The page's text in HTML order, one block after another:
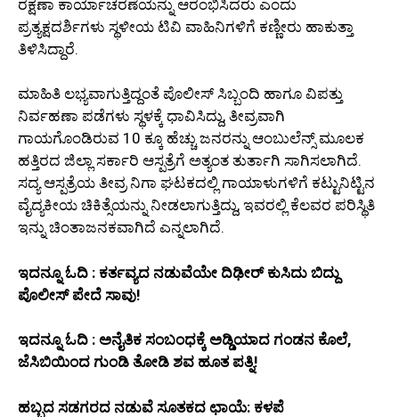
ರಕ್ಷಣಾ ಕಾರ್ಯಾಚರಣೆಯನ್ನು ಆರಂಭಿಸಿದರು ಎಂದು
ಪ್ರತ್ಯಕ್ಷದರ್ಶಿಗಳು ಸ್ಥಳೀಯ ಟಿವಿ ವಾಹಿನಿಗಳಿಗೆ ಕಣ್ಣೀರು ಹಾಕುತ್ತಾ
ತಿಳಿಸಿದ್ದಾರೆ.
ಮಾಹಿತಿ ಲಭ್ಯವಾಗುತ್ತಿದ್ದಂತೆ ಪೊಲೀಸ್ ಸಿಬ್ಬಂದಿ ಹಾಗೂ ವಿಪತ್ತು
ನಿರ್ವಹಣಾ ಪಡೆಗಳು ಸ್ಥಳಕ್ಕೆ ಧಾವಿಸಿದ್ದು, ತೀವ್ರವಾಗಿ
ಗಾಯಗೊಂಡಿರುವ 10 ಕ್ಕೂ ಹೆಚ್ಚು ಜನರನ್ನು ಆಂಬುಲೆನ್ಸ್ ಮೂಲಕ
ಹತ್ತಿರದ ಜಿಲ್ಲಾ ಸರ್ಕಾರಿ ಆಸ್ಪತ್ರೆಗೆ ಅತ್ಯಂತ ತುರ್ತಾಗಿ ಸಾಗಿಸಲಾಗಿದೆ.
ಸದ್ಯ ಆಸ್ಪತ್ರೆಯ ತೀವ್ರ ನಿಗಾ ಘಟಕದಲ್ಲಿ ಗಾಯಾಳುಗಳಿಗೆ ಕಟ್ಟುನಿಟ್ಟಿನ
ವೈದ್ಯಕೀಯ ಚಿಕಿತ್ಸೆಯನ್ನು ನೀಡಲಾಗುತ್ತಿದ್ದು, ಇವರಲ್ಲಿ ಕೆಲವರ ಪರಿಸ್ಥಿತಿ
ಇನ್ನು ಚಿಂತಾಜನಕವಾಗಿದೆ ಎನ್ನಲಾಗಿದೆ.
ಇದನ್ನೂ ಓದಿ : ಕರ್ತವ್ಯದ ನಡುವೆಯೇ ದಿಢೀರ್ ಕುಸಿದು ಬಿದ್ದು
ಪೊಲೀಸ್ ಪೇದೆ ಸಾವು!
ಇದನ್ನೂ ಓದಿ : ಅನೈತಿಕ ಸಂಬಂಧಕ್ಕೆ ಅಡ್ಡಿಯಾದ ಗಂಡನ ಕೊಲೆ,
ಜೆಸಿಬಿಯಿಂದ ಗುಂಡಿ ತೋಡಿ ಶವ ಹೂತ ಪತ್ನಿ!
ಹಬ್ಬದ ಸಡಗರದ ನಡುವೆ ಸೂತಕದ ಛಾಯೆ: ಕಳಪೆ